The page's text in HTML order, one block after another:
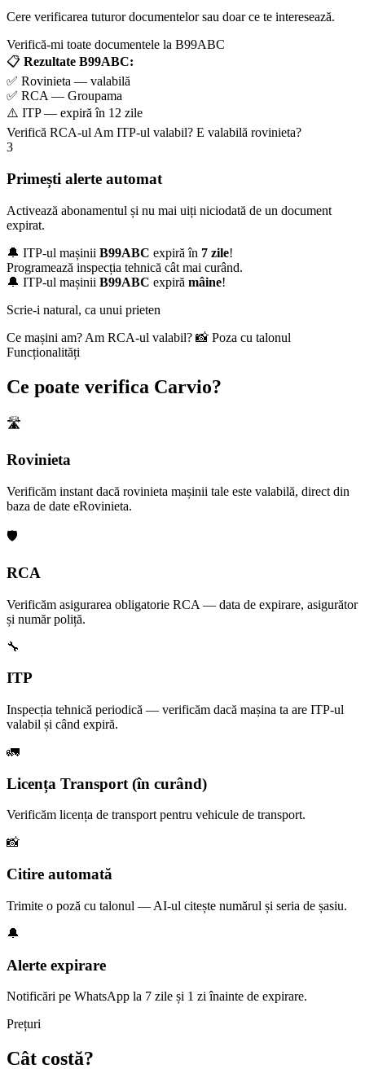
Cere verificarea tuturor documentelor sau doar ce te interesează.
Verifică-mi toate documentele la B99ABC
📋 Rezultate B99ABC:
✅ Rovinieta — valabilă
✅ RCA — Groupama
⚠️ ITP — expiră în 12 zile
Verifică RCA-ulAm ITP-ul valabil? E valabilă rovinieta?
3
Primești alerte automat
Activează abonamentul și nu mai uiți niciodată de un document
expirat.
🔔 ITP-ul mașinii B99ABC expiră în 7 zile!
Programează inspecția tehnică cât mai curând.
🔔 ITP-ul mașinii B99ABC expiră mâine!
Scrie-i natural, ca unui prieten
Ce mașini am? Am RCA-ul valabil? 📸 Poza cu talonul
Funcționalități
Ce poate verifica Carvio?
🛣️
Rovinieta
Verificăm instant dacă rovinieta mașinii tale este valabilă, direct din
baza de date eRovinieta.
🛡️
RCA
Verificăm asigurarea obligatorie RCA — data de expirare, asigurător
și număr poliță.
🔧
ITP
Inspecția tehnică periodică — verificăm dacă mașina ta are ITP-ul
valabil și când expiră.
🚛
Licența Transport (în curând)
Verificăm licența de transport pentru vehicule de transport.
📸
Citire automată
Trimite o poză cu talonul — AI-ul citește numărul și seria de șasiu.
🔔
Alerte expirare
Notificări pe WhatsApp la 7 zile și 1 zi înainte de expirare.
Prețuri
Cât costă?